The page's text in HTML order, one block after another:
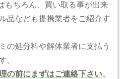
もちろん、買い取る事が出来
品なども提携業者をご紹介す
の処分料や解体業者に支払う
。
の前にまずはご連絡下さい。